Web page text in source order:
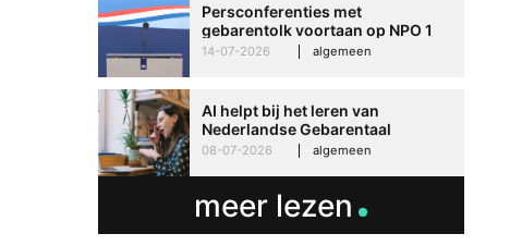
Betere communicatie en
meer zelfvertrouwen: hoe
groeien in haar werk
30-06-2026
Persconferenties met
gebarentolk voortaan op NPO 1
Extra
14-07-2026 algemeen
AI helpt bij het leren van
Nederlandse Gebarentaal
08-07-2026 algemeen
meer lezen